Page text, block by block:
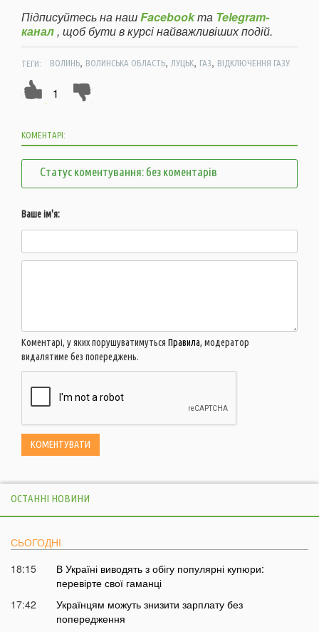
Підписуйтесь на нашFacebookта Telegram-
канал, щоб бути в курсі найважливіших подій.
ТЕГИ: ВОЛИНЬ, ВОЛИНСЬКА ОБЛАСТЬ, ЛУЦЬК, ГАЗ, ВІДКЛЮЧЕННЯ ГАЗУ
1
КОМЕНТАРІ:
Статус коментування: без коментарів
Ваше ім'я:
Коментарі, у яких порушуватимуться Правила, модератор
видалятиме без попереджень.
ОСТАННІ НОВИНИ
СЬОГОДНІ
18:15
В Україні виводять з обігу популярні купюри:
перевірте свої гаманці
17:42
Українцям можуть знизити зарплату без
попередження